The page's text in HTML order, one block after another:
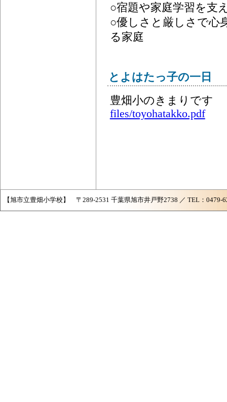
○宿題や家庭学習を支
○優しさと厳しさで心
る家庭
とよはたっ子の一日
豊畑小のきまりです
files/toyohatakko.pdf
【旭市立豊畑小学校】 〒289-2531 千葉県旭市井戸野2738 ／ TEL：0479-